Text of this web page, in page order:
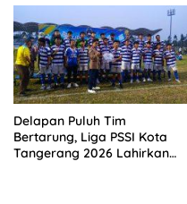
Delapan Puluh Tim
Bertarung, Liga PSSI Kota
Tangerang 2026 Lahirkan